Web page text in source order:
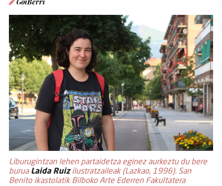
Liburugintzan lehen partaidetza eginez aurkeztu du bere
burua Laida Ruizilustratzaileak (Lazkao, 1996). San
Benito ikastolatik Bilboko Arte Ederren Fakultatera